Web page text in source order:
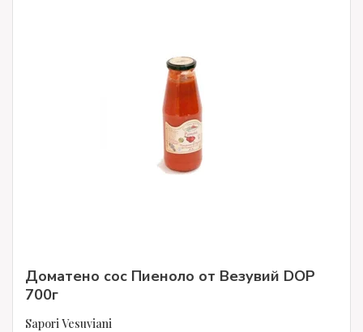
Доматено сос Пиеноло от Везувий DOP
700г
Sapori Vesuviani